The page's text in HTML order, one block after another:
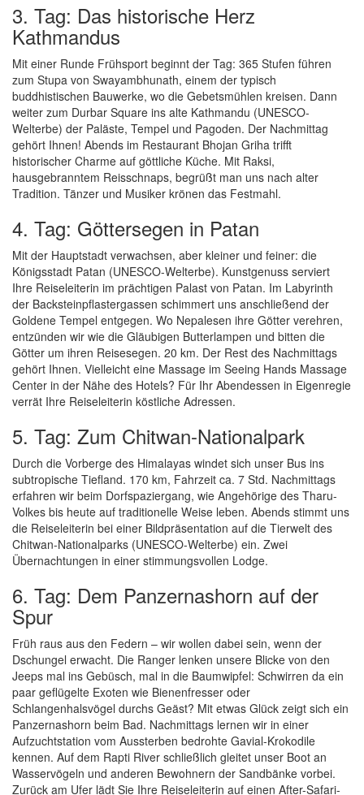
3. Tag: Das historische Herz
Kathmandus
Mit einer Runde Frühsport beginnt der Tag: 365 Stufen führen
zum Stupa von Swayambhunath, einem der typisch
buddhistischen Bauwerke, wo die Gebetsmühlen kreisen. Dann
weiter zum Durbar Square ins alte Kathmandu (UNESCO-
Welterbe) der Paläste, Tempel und Pagoden. Der Nachmittag
gehört Ihnen! Abends im Restaurant Bhojan Griha trifft
historischer Charme auf göttliche Küche. Mit Raksi,
hausgebranntem Reisschnaps, begrüßt man uns nach alter
Tradition. Tänzer und Musiker krönen das Festmahl.
4. Tag: Göttersegen in Patan
Mit der Hauptstadt verwachsen, aber kleiner und feiner: die
Königsstadt Patan (UNESCO-Welterbe). Kunstgenuss serviert
Ihre Reiseleiterin im prächtigen Palast von Patan. Im Labyrinth
der Backsteinpflastergassen schimmert uns anschließend der
Goldene Tempel entgegen. Wo Nepalesen ihre Götter verehren,
entzünden wir wie die Gläubigen Butterlampen und bitten die
Götter um ihren Reisesegen. 20 km. Der Rest des Nachmittags
gehört Ihnen. Vielleicht eine Massage im Seeing Hands Massage
Center in der Nähe des Hotels? Für Ihr Abendessen in Eigenregie
verrät Ihre Reiseleiterin köstliche Adressen.
5. Tag: Zum Chitwan-Nationalpark
Durch die Vorberge des Himalayas windet sich unser Bus ins
subtropische Tiefland. 170 km, Fahrzeit ca. 7 Std. Nachmittags
erfahren wir beim Dorfspaziergang, wie Angehörige des Tharu-
Volkes bis heute auf traditionelle Weise leben. Abends stimmt uns
die Reiseleiterin bei einer Bildpräsentation auf die Tierwelt des
Chitwan-Nationalparks (UNESCO-Welterbe) ein. Zwei
Übernachtungen in einer stimmungsvollen Lodge.
6. Tag: Dem Panzernashorn auf der
Spur
Früh raus aus den Federn – wir wollen dabei sein, wenn der
Dschungel erwacht. Die Ranger lenken unsere Blicke von den
Jeeps mal ins Gebüsch, mal in die Baumwipfel: Schwirren da ein
paar geflügelte Exoten wie Bienenfresser oder
Schlangenhalsvögel durchs Geäst? Mit etwas Glück zeigt sich ein
Panzernashorn beim Bad. Nachmittags lernen wir in einer
Aufzuchtstation vom Aussterben bedrohte Gavial-Krokodile
kennen. Auf dem Rapti River schließlich gleitet unser Boot an
Wasservögeln und anderen Bewohnern der Sandbänke vorbei.
Zurück am Ufer lädt Sie Ihre Reiseleiterin auf einen After-Safari-